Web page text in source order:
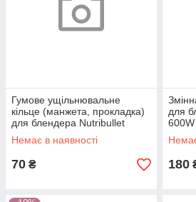
Гумове ущільнювальне
кільце (манжета, прокладка)
для блендера Nutribullet
Немає в наявності
70 ₴
для
180